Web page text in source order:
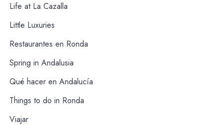
Life at La Cazalla
Little Luxuries
Restaurantes en Ronda
Spring in Andalusia
Qué hacer en Andalucía
Things to do in Ronda
Viajar